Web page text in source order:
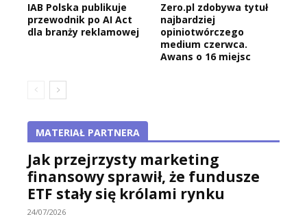
IAB Polska publikuje
przewodnik po AI Act
dla branży reklamowej
Zero.pl zdobywa tytuł
najbardziej
opiniotwórczego
medium czerwca.
Awans o 16 miejsc
MATERIAŁ PARTNERA
Jak przejrzysty marketing
finansowy sprawił, że fundusze
ETF stały się królami rynku
24/07/2026